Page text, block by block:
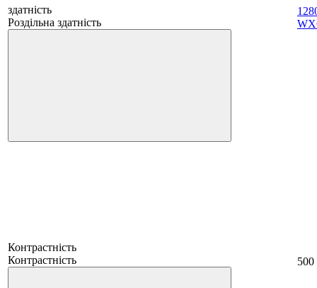
здатність
Роздільна здатність
Контрастність
Контрастність
500